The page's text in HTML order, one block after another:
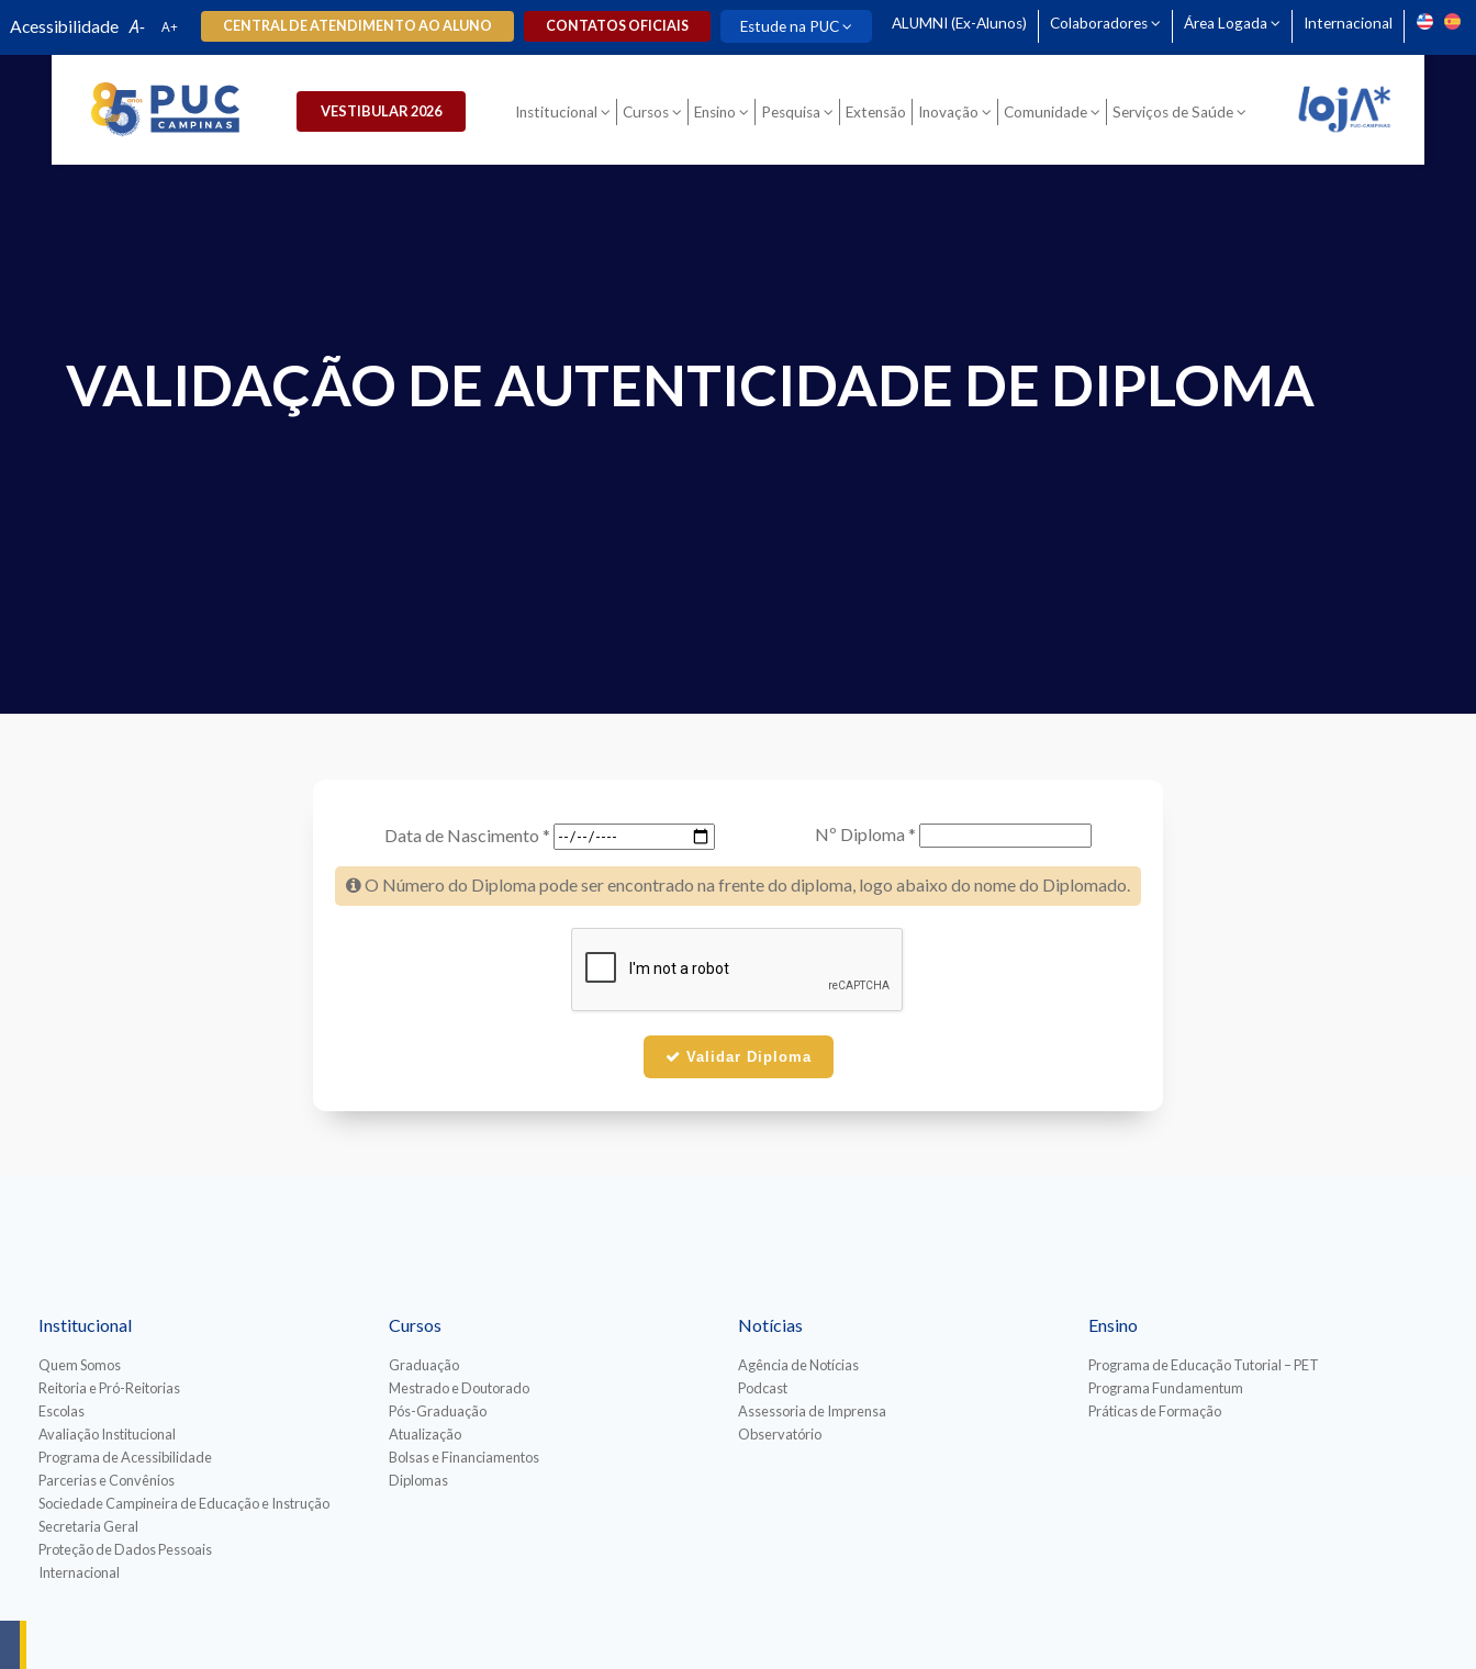
Acessibilidade CENTRAL DE ATENDIMENTO AO ALUNO CONTATOS OFICIAIS Estude na PUC ALUMNI (Ex-Alunos) Colaboradores Área Logada Internacional
VESTIBULAR 2026 Institucional Cursos Ensino Pesquisa Extensão Inovação Comunidade Serviços de Saúde
VALIDAÇÃO DE AUTENTICIDADE DE DIPLOMA
Data de Nascimento * Nº Diploma *
O Número do Diploma pode ser encontrado na frente do diploma, logo abaixo do nome do Diplomado.
Validar Diploma
Institucional
Quem Somos
Reitoria e Pró-Reitorias
Escolas
Avaliação Institucional
Programa de Acessibilidade
Parcerias e Convênios
Sociedade Campineira de Educação e Instrução
Secretaria Geral
Proteção de Dados Pessoais
Internacional
Cursos
Graduação
Mestrado e Doutorado
Pós-Graduação
Atualização
Bolsas e Financiamentos
Diplomas
Notícias
Agência de Notícias
Podcast
Assessoria de Imprensa
Observatório
Ensino
Programa de Educação Tutorial – PET
Programa Fundamentum
Práticas de Formação